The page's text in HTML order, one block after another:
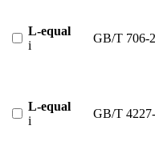
L-equal
i
GB/T 706-
L-equal
i
GB/T